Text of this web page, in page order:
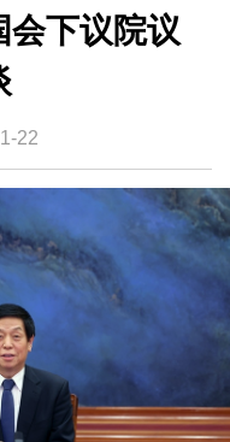
会下议院议
22